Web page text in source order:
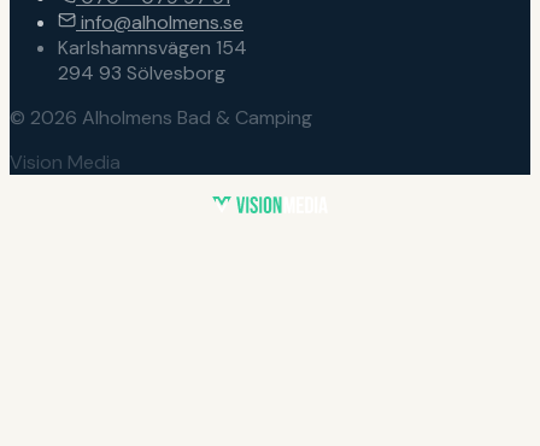
info@alholmens.se
Karlshamnsvägen 154
294 93 Sölvesborg
© 2026 Alholmens Bad & Camping
Vision Media